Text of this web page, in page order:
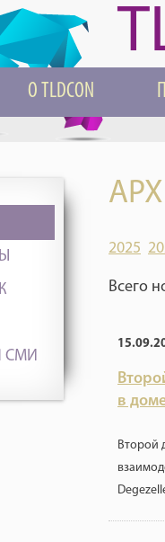
О TLDCON
СМИ
2025
Всего
в
Второй